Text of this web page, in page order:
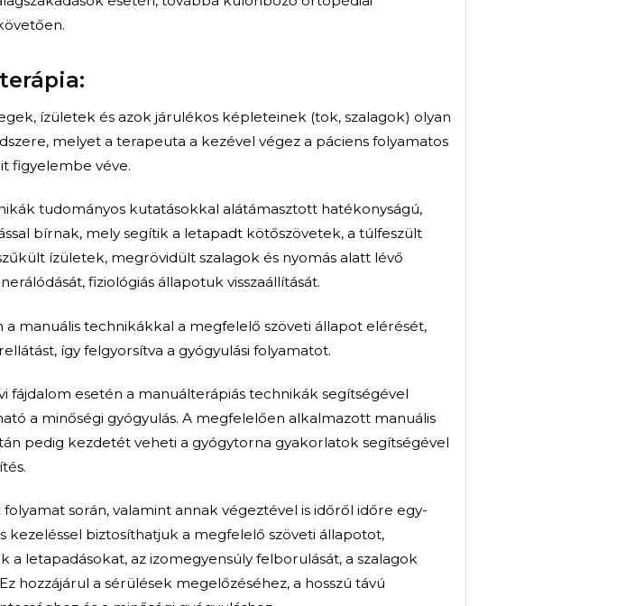
A flossing terápiát alapvetően sportolók rehabilitációjára fejlesztették ki, de
Alagút szindrómák, izületi gyulladások, sérülések esetén és rehabilitáció
A terápiát egy speciális latex gumiszalaggal végezzük, melyet az érintett
alkalmaz a gyógytornász, így csökkentve a fájdalmat és helyreállítva a
mozgást.
A flossing alkalmazható izületi problémák, végtagi fájdalmak, izületi
gyulladások, alagút szindrómák, befagyott váll, tenisz- és golfkönyök, ficam,
rándulás, szalagszakadások esetén, továbbá különböző ortopédiai
Manuálterápia:
kezelési módszere, melyet a terapeuta a kezével végez a páciens folyamatos
visszajelzéseit figyelembe véve.
Ezek a technikák tudományos kutatásokkal alátámasztott hatékonyságú,